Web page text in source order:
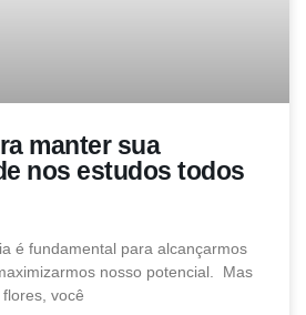
manter sua
nos estudos todos
é fundamental para alcançarmos
nosso potencial. Mas
você